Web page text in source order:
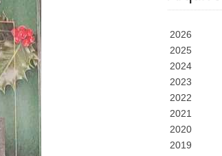
2026
2025
2024
2023
2022
2021
2020
2019